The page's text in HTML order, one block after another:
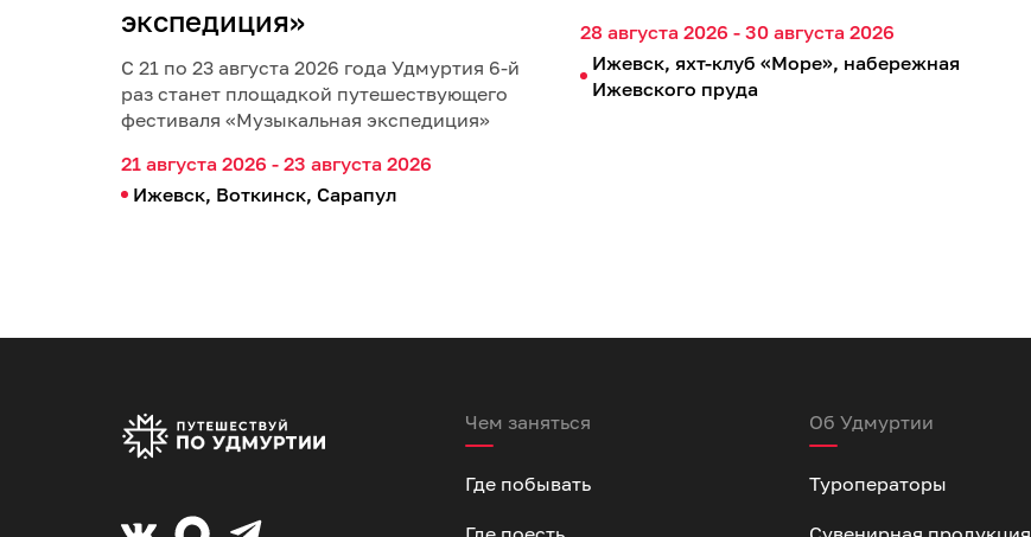
экспедиция»
С 21 по 23 августа 2026 года Удмуртия 6-й
раз станет площадкой путешествующего
фестиваля «Музыкальная экспедиция»
21 августа 2026 - 23 августа 2026
Ижевск, Воткинск, Сарапул
28 августа 2026 - 30 августа 2026
Ижевск, яхт-клуб «Море», набережная
Ижевского пруда
Чем заняться
Где побывать
Об Удмуртии
Туроператоры